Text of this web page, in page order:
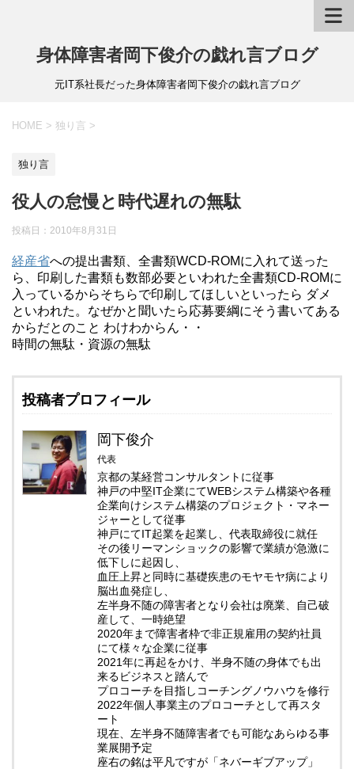
身体障害者岡下俊介の戯れ言ブログ
元IT系社長だった身体障害者岡下俊介の戯れ言ブログ
HOME > 独り言 >
独り言
役人の怠慢と時代遅れの無駄
投稿日： 2010年8月31日
経産省への提出書類、全書類WCD-ROMに入れて送った
ら、印刷した書類も数部必要といわれた全書類CD-ROMに
入っているからそちらで印刷してほしいといったら ダメ
といわれた。なぜかと聞いたら応募要綱にそう書いてある
からだとのこと わけわからん・・
時間の無駄・資源の無駄
投稿者プロフィール
岡下俊介
代表
京都の某経営コンサルタントに従事
神戸の中堅IT企業にてWEBシステム構築や各種
企業向けシステム構築のプロジェクト・マネー
ジャーとして従事
神戸にてIT起業を起業し、代表取締役に就任
その後リーマンショックの影響で業績が急激に
低下しに起因し、
血圧上昇と同時に基礎疾患のモヤモヤ病により
脳出血発症し、
左半身不随の障害者となり会社は廃業、自己破
産して、一時絶望
2020年まで障害者枠で非正規雇用の契約社員
にて様々な企業に従事
2021年に再起をかけ、半身不随の身体でも出
来るビジネスと踏んで
プロコーチを目指しコーチングノウハウを修行
2022年個人事業主のプロコーチとして再スタ
ート
現在、左半身不随障害者でも可能なあらゆる事
業展開予定
座右の銘は平凡ですが「ネバーギブアップ」